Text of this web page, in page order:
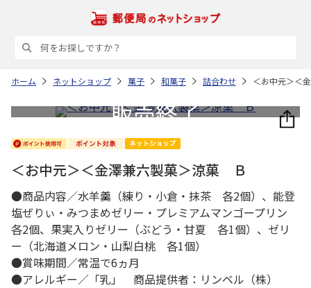
ホーム ネットショップ 菓子 和菓子 詰合わせ ＜お中元＞＜
＜お中元＞＜金澤兼六製菓＞涼菓 Ｂ
●商品内容／水羊羹（練り・小倉・抹茶 各2個）、能登
塩ぜりぃ・みつまめゼリー・プレミアムマンゴープリン
各2個、果実入りゼリー（ぶどう・甘夏 各1個）、ゼリ
ー（北海道メロン・山梨白桃 各1個）
●賞味期間／常温で6ヵ月
●アレルギー／「乳」 商品提供者：リンベル（株）